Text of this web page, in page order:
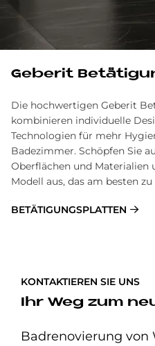
Ge­be­rit
Die hochwertigen Geberit
kombinieren individuelle
Technologien für mehr
Badezimmer. Schöpfen Sie
Oberflächen und Materialien
Modell aus, das am besten
BETÄTIGUNGSPLATTEN
KONTAKTIEREN SIE UNS
Ihr Weg zum
Badrenovierung von